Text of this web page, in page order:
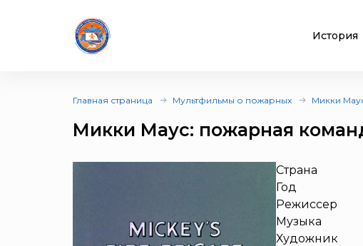
История
Главная страница Мультфильмы о пожарных Микки
Микки Маус: пожарная
Страна
Год
Режиссер
Музыка
Художник